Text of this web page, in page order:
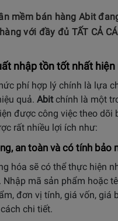
mềm bán hàng Abit
với đầy đủ TẤT CẢ
nhập tồn tốt nhất hiện
phí hợp lý chính là lựa
quả. Abitchính là một
được công việc theo dõi
rất nhiều lợi ích như:
an toàn và có tính bảo
hóa sẽ có thể thực hiện
mã sản phẩm hoặc
đơn vị tính, giá vốn, giá
chi tiết.